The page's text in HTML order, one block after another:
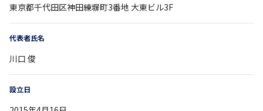
東京都千代田区神田練塀町3番地 大東ビル3F
代表者氏名
川口 俊
設立日